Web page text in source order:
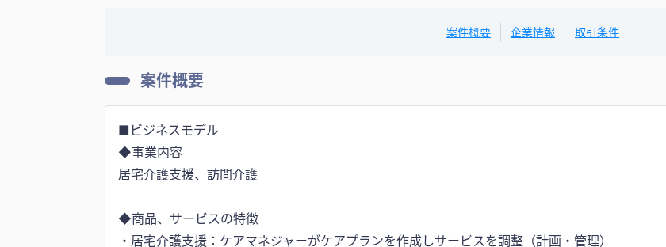
案件概要 企業情報 取引条件
案件概要
■ビジネスモデル
◆事業内容
居宅介護支援、訪問介護
◆商品、サービスの特徴
・居宅介護支援：ケアマネジャーがケアプランを作成しサービスを調整（計画・管理）